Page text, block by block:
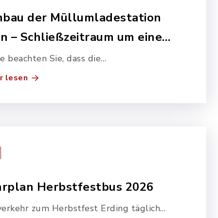
der Müllumladestation
– Schließzeitraum um einen
verlängert – Betrieb erst
ab Dienstag, 11.08.26
beachten Sie, dass die
Isen bis einschließlich
dem Schließzeitraum sind keine…
lesen
Herbstfestbus 2026
zum Herbstfest Erding täglich